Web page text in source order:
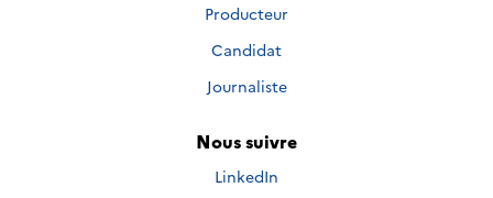
Producteur
Candidat
Journaliste
Nous suivre
Nous suivre sur
LinkedIn